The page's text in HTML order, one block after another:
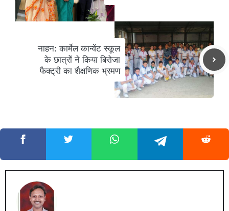
नाहन: कार्मेल कान्वेंट स्कूल
के छात्रों ने किया बिरोजा
फैक्ट्री का शैक्षणिक भ्रमण